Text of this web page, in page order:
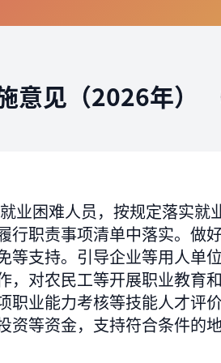
意见（2026年）
业困难人员，按规定落实就
行职责事项清单中落实。做
等支持。引导企业等用人单
，对农民工等开展职业教育
职业能力考核等技能人才评
资等资金，支持符合条件的